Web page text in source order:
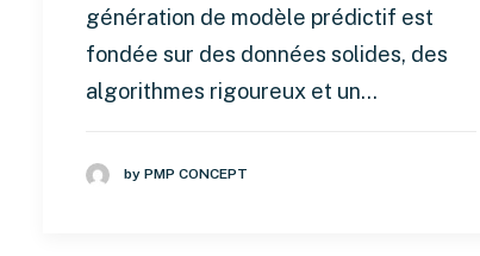
génération de modèle prédictif est
fondée sur des données solides, des
algorithmes rigoureux et un…
by PMP CONCEPT